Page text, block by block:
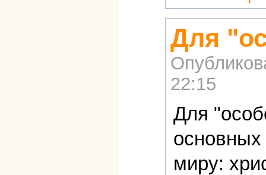
Для
22:15
Для
миру: